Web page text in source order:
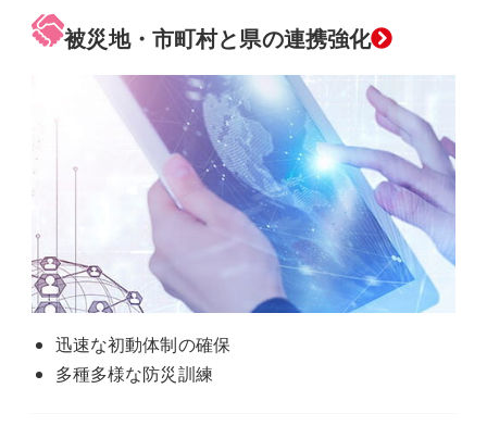
被災地・市町村と県の連携強化
迅速な初動体制の確保
多種多様な防災訓練
グ
ン
ク